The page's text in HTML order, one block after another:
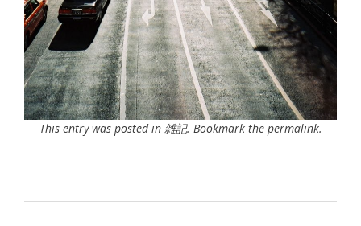
This entry was posted in 雑記. Bookmark the permalink.